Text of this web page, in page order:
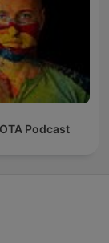
Podcast